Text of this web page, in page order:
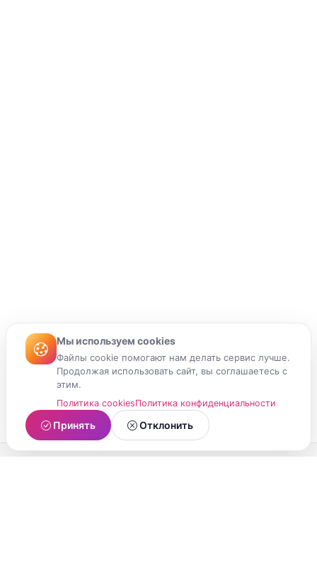
Мы используем cookies
Файлы cookie помогают нам делать сервис лучше.
Продолжая использовать сайт, вы соглашаетесь с
этим.
Политика cookiesПолитика конфиденциальности
Принять Отклонить